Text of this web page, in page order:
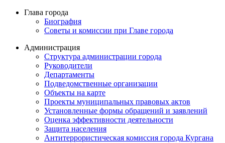
Глава города
Биография
Советы и комиссии при Главе города
Администрация
Структура администрации города
Руководители
Департаменты
Подведомственные организации
Объекты на карте
Проекты муниципальных правовых актов
Установленные формы обращений и заявлений
Оценка эффективности деятельности
Защита населения
Антитеррористическая комиссия города Кургана